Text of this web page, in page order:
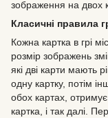
зображення на двох
Класичні правила
Кожна картка в грі
розмір зображень
які дві карти мають
одну картку, потім
обох картах,
картка, і так далі.